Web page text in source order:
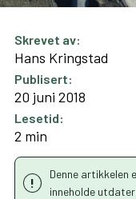
Skrevet av:
Hans Kringstad
Publisert:
20 juni 2018
Lesetid:
2 min
Denne artikkelen
inneholde